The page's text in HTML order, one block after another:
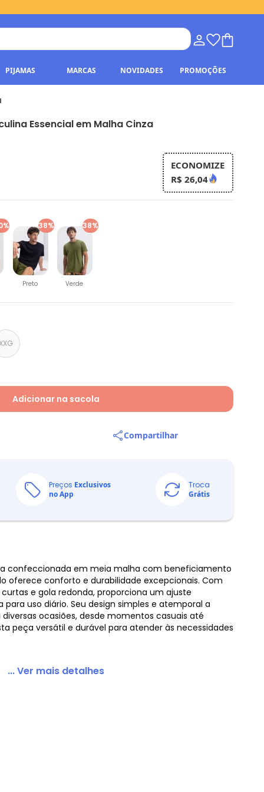
PIJAMAS MARCAS NOVIDADES PROMOÇÕES
em Malha Cinza
Essencial em Malha Cinza
ECONOMIZE
R$ 26,04
38%
Preto
38%
Verde
XXG
Adicionar na sacola
Compartilhar
Preços Exclusivos
no App
Troca
Grátis
confeccionada em meia malha com beneficiamento
oferece conforto e durabilidade excepcionais. Com
e gola redonda, proporciona um ajuste
uso diário. Seu design simples e atemporal a
ocasiões, desde momentos casuais até
peça versátil e durável para atender às necessidades
... Ver mais detalhes